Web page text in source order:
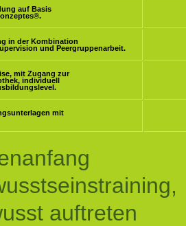
auf Basis
®.
in der Kombination
und Peergruppenarbeit.
mit Zugang zur
individuell
mit
auftreten